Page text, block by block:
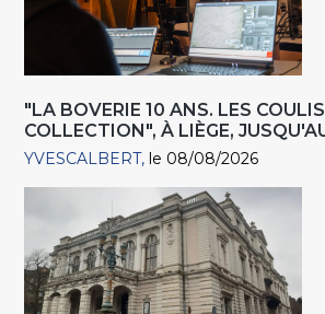
"LA BOVERIE 10 ANS. LES
COLLECTION", À LIÈGE,
YVESCALBERT le 08/08/2026